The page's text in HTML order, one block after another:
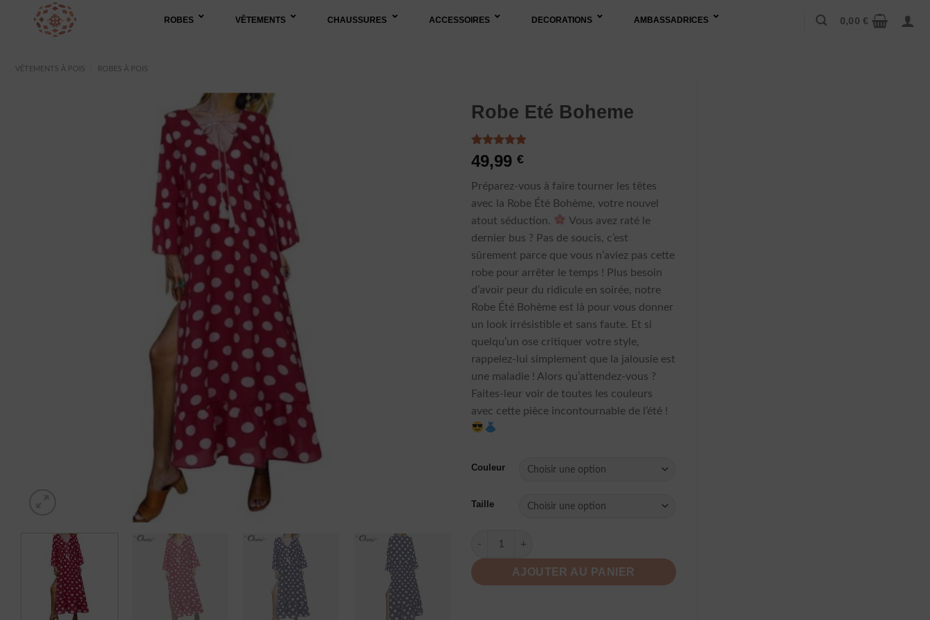
ROBES VÊTEMENTS CHAUSSURES ACCESSOIRES DECORATIONS AMBASSADRICES 0,00€
VÊTEMENTS À POIS ROBES À POIS
Robe Eté Boheme
Noté5.00
sur 5 basé
1
client
49,99€
Préparez-vous à faire tourner les têtes
avec la Robe Été Bohème, votre nouvel
atout séduction.
Vous avez raté le
dernier bus ? Pas de soucis, c’est
sûrement parce que vous n’aviez pas cette
robe pour arrêter le temps ! Plus besoin
d’avoir peur du ridicule en soirée, notre
Robe Été Bohème est là pour vous donner
un look irrésistible et sans faute. Et si
quelqu’un ose critiquer votre style,
rappelez-lui simplement que la jalousie est
une maladie ! Alors qu’attendez-vous ?
Faites-leur voir de toutes les couleurs
avec cette pièce incontournable de l’été !
Couleur
Taille
quantité de Robe Eté Boheme
AJOUTER AU PANIER